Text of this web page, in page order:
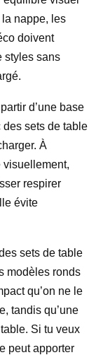
nappe, les
doivent
styles sans
d’une base
sets de table
À
visuellement,
respirer
évite
sets de table
modèles ronds
qu’on ne le
tandis qu’une
Si tu veux
peut apporter